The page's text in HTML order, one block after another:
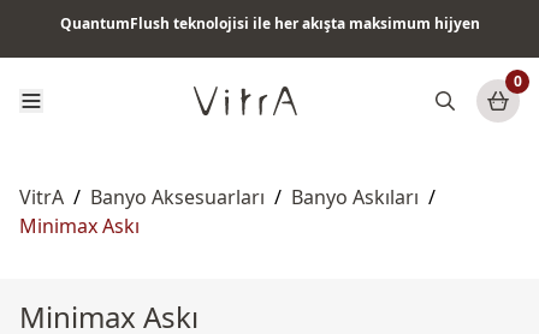
QuantumFlush teknolojisi ile her akışta maksimum hijyen
0
VitrA / Banyo Aksesuarları / Banyo Askıları /
Minimax Askı
Minimax Askı